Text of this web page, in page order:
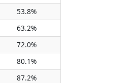
53.8%
63.2%
72.0%
80.1%
87.2%